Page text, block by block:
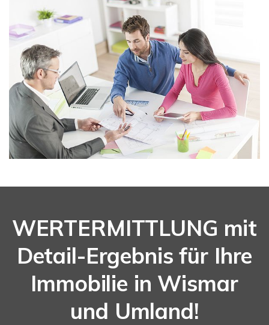
WERTERMITTLUNG mit
Detail-Ergebnis für Ihre
Immobilie in Wismar
und Umland!